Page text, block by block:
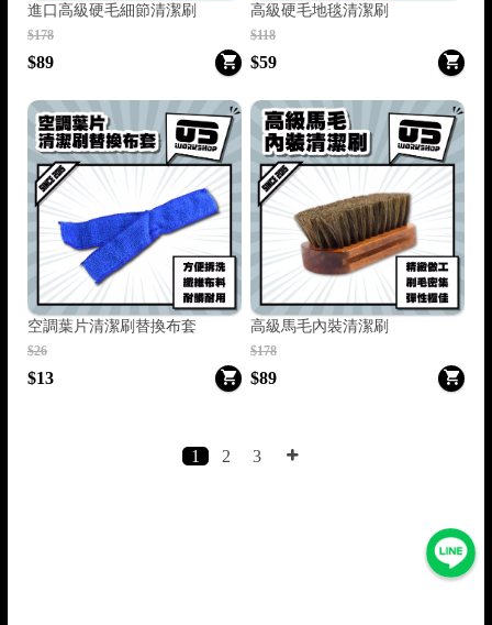
進口高級硬毛細節清潔刷
$178
$89
高級硬毛地毯清潔刷
$118
$59
空調葉片清潔刷替換布套
$26
$13
高級馬毛內裝清潔刷
$178
$89
1 2 3